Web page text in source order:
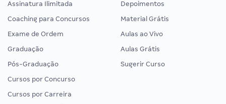
Assinatura Ilimitada
Coaching para Concursos
Exame de Ordem
Graduação
Pós-Graduação
Cursos por Concurso
Cursos por Carreira
Depoimentos
Material Grátis
Aulas ao Vivo
Aulas Grátis
Sugerir Curso